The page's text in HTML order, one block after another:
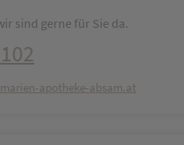
sind gerne für Sie da.
apotheke-absam.at